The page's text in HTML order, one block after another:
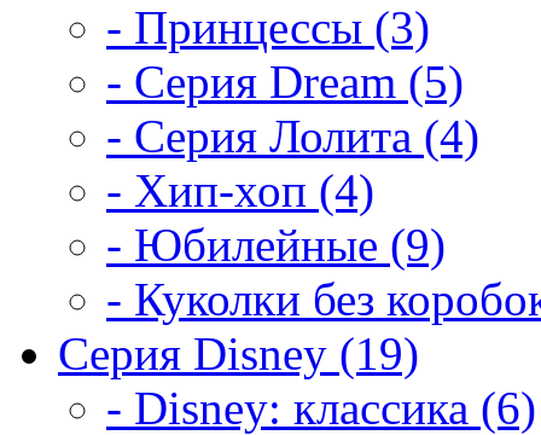
- Принцессы (3)
- Серия Dream (5)
- Серия Лолита (4)
- Хип-хоп (4)
- Юбилейные (9)
- Куколки без
Серия Disney (19)
- Disney: классика (6)